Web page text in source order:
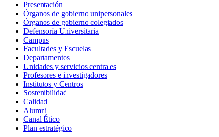
Presentación
Órganos de gobierno unipersonales
Órganos de gobierno colegiados
Defensoría Universitaria
Campus
Facultades y Escuelas
Departamentos
Unidades y servicios centrales
Profesores e investigadores
Institutos y Centros
Sostenibilidad
Calidad
Alumni
Canal Ético
Plan estratégico